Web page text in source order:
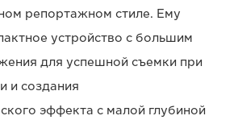
репортажном стиле. Ему
устройство с большим
для успешной съемки при
и создания
эффекта с малой глубиной